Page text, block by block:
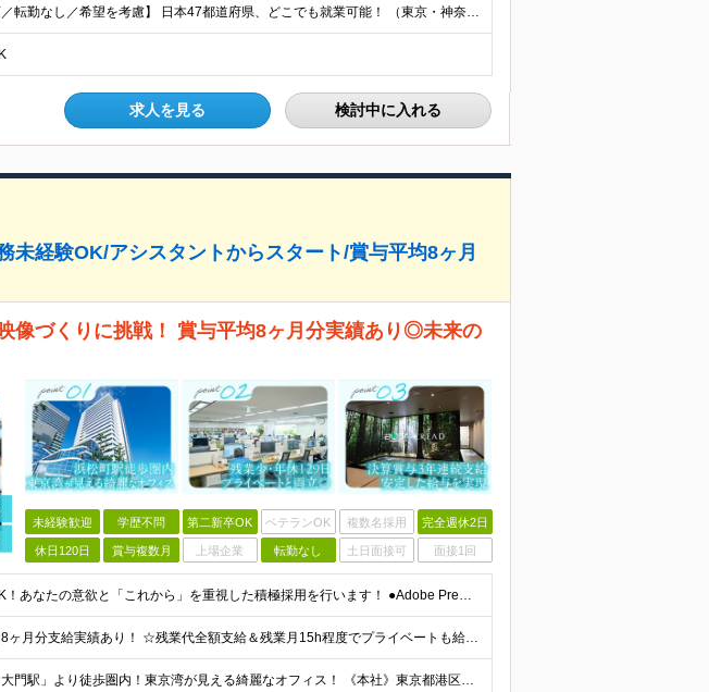
【フルリモート可／転勤なし／希望を考慮】 日本47都道府県、どこでも就業可能！ （東京・神奈川・埼玉・千葉・北海道・宮城・愛知・大阪・福岡・新潟など 各拠点近郊のプロジェクト先） 【Point】
求人を見る 検討中に入れる
経験OK/アシスタントからスタート/賞与平均8ヶ月
像づくりに挑戦！ 賞与平均8ヶ月分実績あり◎未来の
未経験歓迎 学歴不問 第二新卒OK ベテランOK 複数名採用 完全週休2日
休日120日 賞与複数月 上場企業 転勤なし 土日面接可 面接1回
☆実務未経験もOK！あなたの意欲と「これから」を重視した積極採用を行います！ ●Adobe Premiere ProおよびAfter Effectsの使用経験 ∟学校での学習や独学・趣味レベルでもOK
☆賞与昨年度平均8ヶ月分支給実績あり！ ☆残業代全額支給＆残業月15h程度でプライベートも給与も安定！ ☆賞与支給実績が充実しており、頑張りはしっかり還元されます！ 月給21万円～23万円＋残業代全額
☆「浜松町駅」「大門駅」より徒歩圏内！東京湾が見える綺麗なオフィス！ 《本社》東京都港区海岸1-11-1 ニューピア竹芝ノースタワー5階